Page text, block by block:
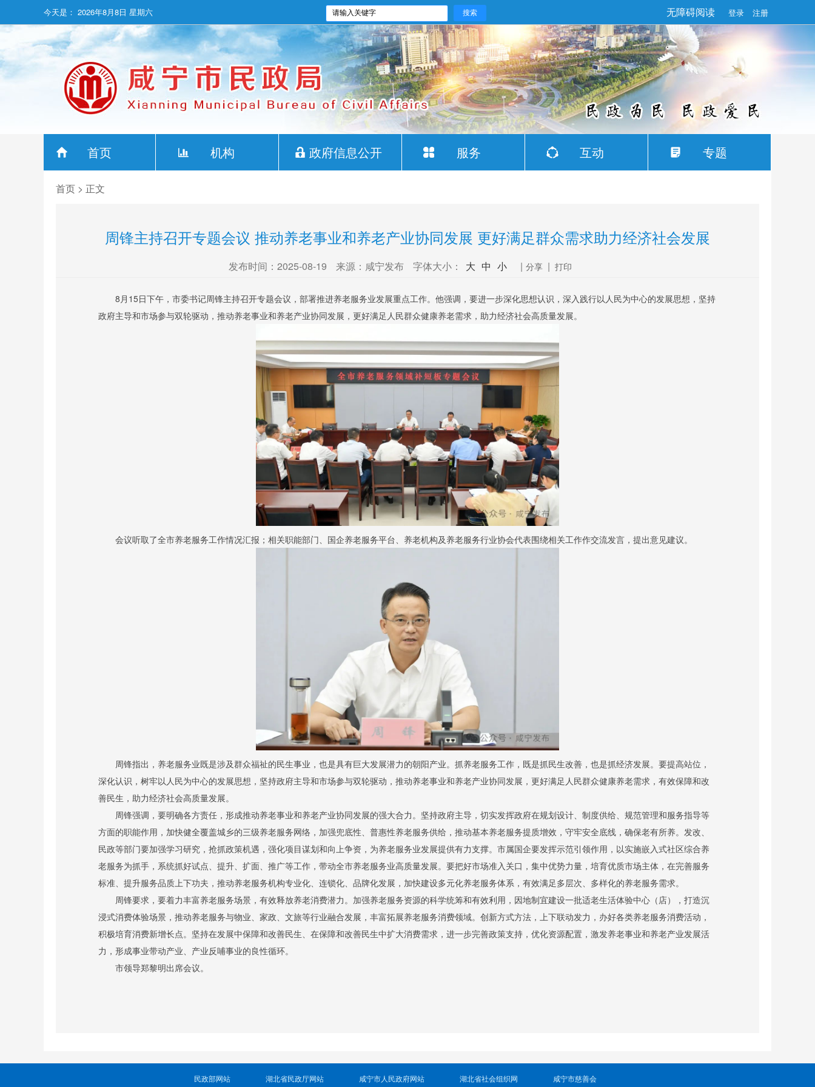
今天是： 2026年8月8日 星期六 无障碍阅读 登录 注册
首页 机构 政府信息公开 服务 互动 专题
首页 > 正文
周锋主持召开专题会议 推动养老事业和养老产业协同发展 更好满足群众需求助力经济社会发展
发布时间：2025-08-19 来源：咸宁发布 字体大小： 大 中 小 | 分享 | 打印
8月15日下午，市委书记周锋主持召开专题会议，部署推进养老服务业发展重点工作。他强调，要进一步深化思想认识，深入践行以人民为中心的发展思想，坚持
政府主导和市场参与双轮驱动，推动养老事业和养老产业协同发展，更好满足人民群众健康养老需求，助力经济社会高质量发展。
会议听取了全市养老服务工作情况汇报；相关职能部门、国企养老服务平台、养老机构及养老服务行业协会代表围绕相关工作作交流发言，提出意见建议。
周锋指出， 养老服务业既是涉及群众福祉的民生事业，也是具有巨大发展潜力的朝阳产业。抓养老服务工作，既是抓民生改善，也是抓经济发展。要提高站位，
深化认识，树牢以人民为中心的发展思想，坚持政府主导和市场参与双轮驱动，推动养老事业和养老产业协同发展，更好满足人民群众健康养老需求，有效保障和改
善民生，助力经济社会高质量发展。
周锋强调， 要明确各方责任，形成推动养老事业和养老产业协同发展的强大合力。坚持政府主导，切实发挥政府在规划设计、制度供给、规范管理和服务指导等
方面的职能作用，加快健全覆盖城乡的三级养老服务网络，加强兜底性、普惠性养老服务供给，推动基本养老服务提质增效，守牢安全底线，确保老有所养。发改、
民政等部门要加强学习研究，抢抓政策机遇，强化项目谋划和向上争资，为养老服务业发展提供有力支撑。市属国企要发挥示范引领作用，以实施嵌入式社区综合养
老服务为抓手，系统抓好试点、提升、扩面、推广等工作，带动全市养老服务业高质量发展。要把好市场准入关口，集中优势力量，培育优质市场主体，在完善服务
标准、提升服务品质上下功夫，推动养老服务机构专业化、连锁化、品牌化发展，加快建设多元化养老服务体系，有效满足多层次、多样化的养老服务需求。
周锋要求， 要着力丰富养老服务场景，有效释放养老消费潜力。加强养老服务资源的科学统筹和有效利用，因地制宜建设一批适老生活体验中心（店），打造沉
浸式消费体验场景，推动养老服务与物业、家政、文旅等行业融合发展，丰富拓展养老服务消费领域。创新方式方法，上下联动发力，办好各类养老服务消费活动，
积极培育消费新增长点。坚持在发展中保障和改善民生、在保障和改善民生中扩大消费需求，进一步完善政策支持，优化资源配置，激发养老事业和养老产业发展活
力，形成事业带动产业、产业反哺事业的良性循环。
市领导郑黎明出席会议。
民政部网站 湖北省民政厅网站 咸宁市人民政府网站 湖北省社会组织网 咸宁市慈善会